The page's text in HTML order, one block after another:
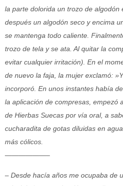
la parte dolorida un trozo de algodón
después un algodón seco y encima
se mantenga todo caliente.
trozo de tela y se ata. Al quitar la
evitar cualquier irritación). En el
de nuevo la faja, la mujer exclamó:
incorporó. En unos instantes había
la aplicación de compresas, empezó
de Hierbas Suecas por vía oral, a
cucharadita de gotas diluidas en
más cólicos.
——————–
– Desde hacía años me ocupaba de